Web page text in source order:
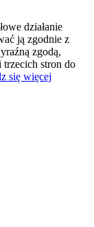
działanie
ją zgodnie z
zgodą,
stron do
się więcej